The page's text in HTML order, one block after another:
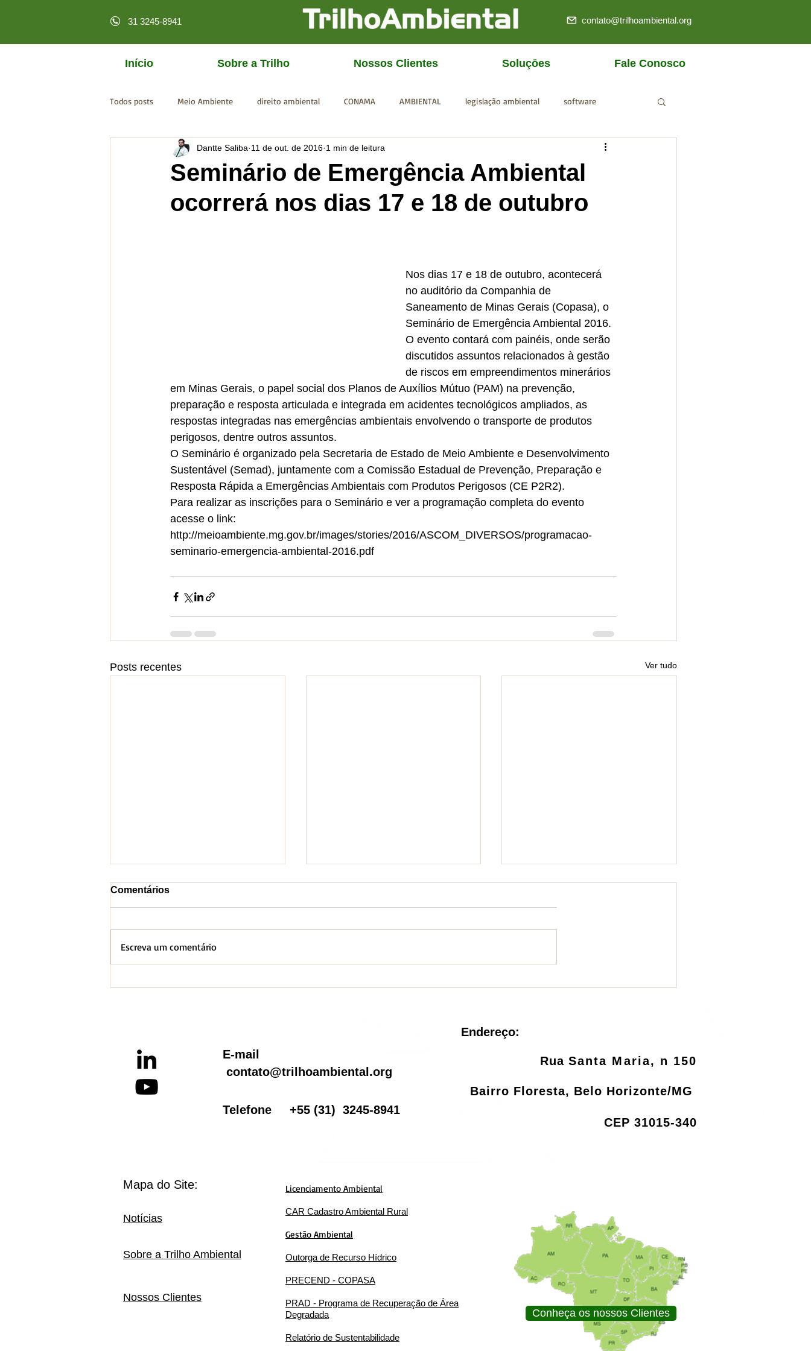
31 3245-8941 contato@trilhoambiental.org
Início Sobre a Trilho Nossos Clientes Soluçōes Fale Conosco
Todos posts Meio Ambiente direito ambiental CONAMA AMBIENTAL legislação ambiental software
licenciamento online MPF CGU IBAMA SISEMA
Seminário de Emergência Ambiental
ocorrerá nos dias 17 e 18 de outubro
Dantte Saliba 11 de out. de 2016 1 min de leitura
Nos dias 17 e 18 de outubro, acontecerá
no auditório da Companhia de
Saneamento de Minas Gerais (Copasa), o
Seminário de Emergência Ambiental 2016.
O evento contará com painéis, onde serão
discutidos assuntos relacionados à gestão
de riscos em empreendimentos minerários
em Minas Gerais, o papel social dos Planos de Auxílios Mútuo (PAM) na prevenção,
preparação e resposta articulada e integrada em acidentes tecnológicos ampliados, as
respostas integradas nas emergências ambientais envolvendo o transporte de produtos
perigosos, dentre outros assuntos.
O Seminário é organizado pela Secretaria de Estado de Meio Ambiente e Desenvolvimento
Sustentável (Semad), juntamente com a Comissão Estadual de Prevenção, Preparação e
Resposta Rápida a Emergências Ambientais com Produtos Perigosos (CE P2R2).
Para realizar as inscrições para o Seminário e ver a programação completa do evento
acesse o link:
http://meioambiente.mg.gov.br/images/stories/2016/ASCOM_DIVERSOS/programacao-
seminario-emergencia-ambiental-2016.pdf
Posts recentes Ver tudo
Comentários
Escreva um comentário
E-mail
contato@trilhoambiental.org
Telefone +55 (31) 3245-8941
Endereço:
RuaSanta Maria, n 150
Bairro Floresta, Belo Horizonte/MG
CEP 31015-340
Sobre a Trilho Ambiental
Notícias
Nossos Clientes
Mapa do Site: Licenciamento Ambiental
CAR Cadastro Ambiental Rural
Gestão Ambiental
Outorga de Recurso Hídrico
PRECEND - COPASA
PRAD - Programa de Recuperação de Área
Degradada
Relatório de Sustentabilidade
Conheça os nossos Clientes